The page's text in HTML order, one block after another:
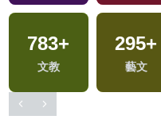
783+
文教
295+
藝文